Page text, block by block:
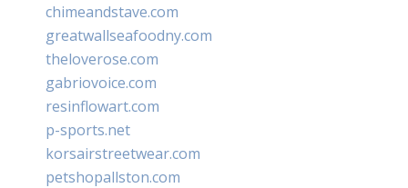
chimeandstave.com
greatwallseafoodny.com
theloverose.com
gabriovoice.com
resinflowart.com
p-sports.net
korsairstreetwear.com
petshopallston.com